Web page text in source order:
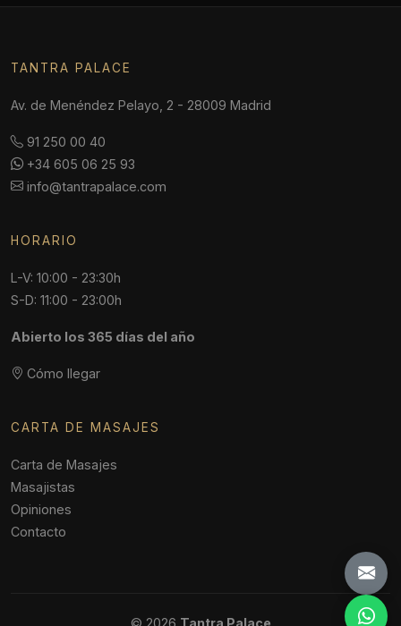
TANTRA PALACE
Av. de Menéndez Pelayo, 2 - 28009 Madrid
91 250 00 40
+34 605 06 25 93
info@tantrapalace.com
HORARIO
L-V: 10:00 - 23:30h
S-D: 11:00 - 23:00h
Abierto los 365 días del año
Cómo llegar
CARTA DE MASAJES
Carta de Masajes
Masajistas
Opiniones
Contacto
© 2026 Tantra Palace